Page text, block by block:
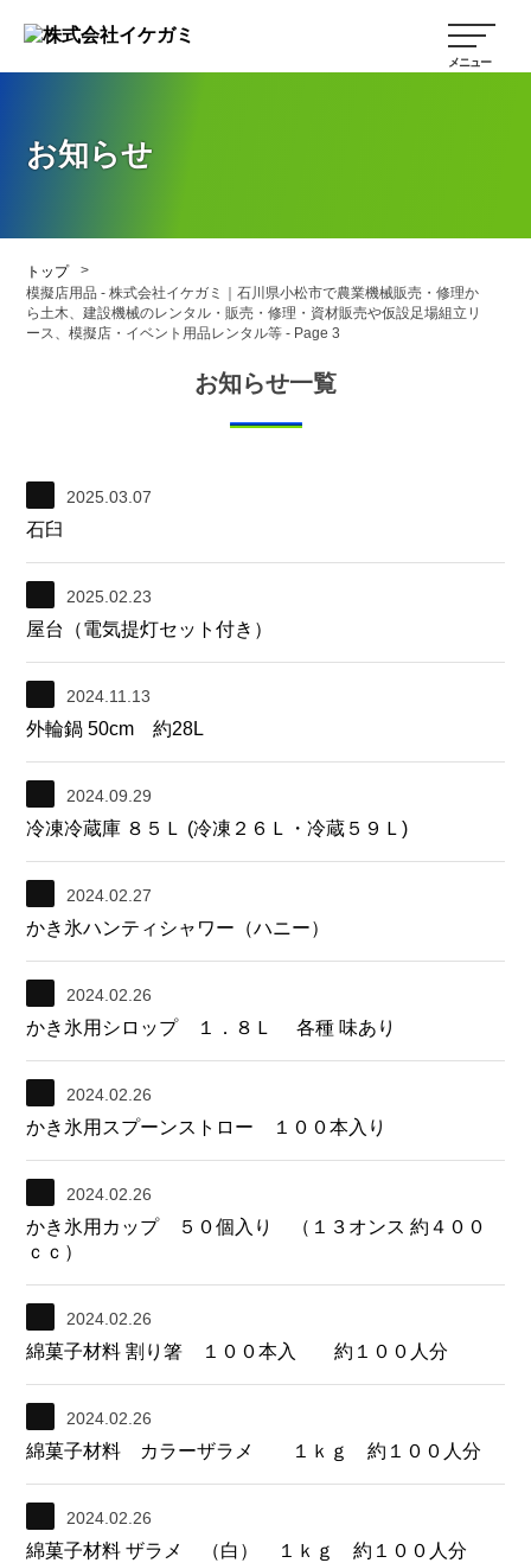
お知らせ
トップ
>
模擬店用品 - 株式会社イケガミ｜石川県小松市で農業機械販売・修理か
ら土木、建設機械のレンタル・販売・修理・資材販売や仮設足場組立リ
ース、模擬店・イベント用品レンタル等 - Page 3
お知らせ一覧
2025.03.07
石臼
2025.02.23
屋台（電気提灯セット付き）
2024.11.13
外輪鍋 50cm 約28L
2024.09.29
冷凍冷蔵庫 ８５Ｌ (冷凍２６Ｌ・冷蔵５９Ｌ)
2024.02.27
かき氷ハンティシャワー（ハニー）
2024.02.26
かき氷用シロップ １．８Ｌ 各種 味あり
2024.02.26
かき氷用スプーンストロー １００本入り
2024.02.26
かき氷用カップ ５０個入り （１３オンス 約４００
ｃｃ）
2024.02.26
綿菓子材料 割り箸 １００本入 約１００人分
2024.02.26
綿菓子材料 カラーザラメ １ｋｇ 約１００人分
2024.02.26
綿菓子材料 ザラメ （白） １ｋｇ 約１００人分